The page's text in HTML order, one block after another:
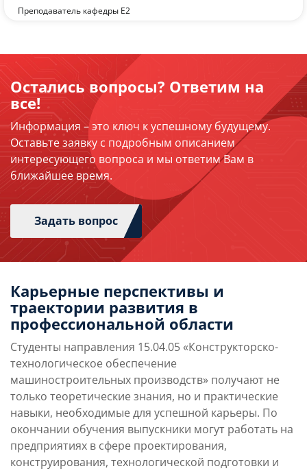
Ассистент кафедры Е2
Остались вопросы? Ответим на
все!
Информация – это ключ к успешному будущему.
Оставьте заявку с подробным описанием
интересующего вопроса и мы ответим Вам в
ближайшее время.
Задать вопрос
Карьерные перспективы и
траектории развития в
профессиональной области
Студенты направления 15.04.05 «Конструкторско-
технологическое обеспечение
машиностроительных производств» получают не
только теоретические знания, но и практические
навыки, необходимые для успешной карьеры. По
окончании обучения выпускники могут работать на
предприятиях в сфере проектирования,
конструирования, технологической подготовки и